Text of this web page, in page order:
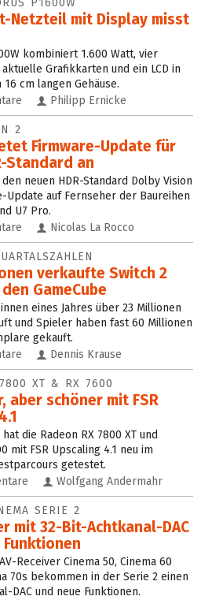
P1600W
Netzteil mit Display misst
kombiniert 1.600 Watt, vier
Grafikkarten und ein LCD in
cm langen Gehäuse.
Philipp Ernicke
2
Firmware-Update für
Standard an
neuen HDR-Standard Dolby Vision
Update auf Fernseher der Baureihen
U7 Pro.
Nicolas La Rocco
verkaufte Switch 2
GameCube
eines Jahres über 23 Millionen
und Spieler haben fast 60 Millionen
gekauft.
Dennis Krause
XT & RX 7600
aber schöner mit FSR
die Radeon RX 7800 XT und
mit FSR Upscaling 4.1 neu im
getestet.
Wolfgang Andermahr
SERIE 2
mit 32-Bit-Acht­kanal-DAC
Receiver Cinema 50, Cinema 60
70s bekommen in der Serie 2 einen
DAC und neue Funktionen.